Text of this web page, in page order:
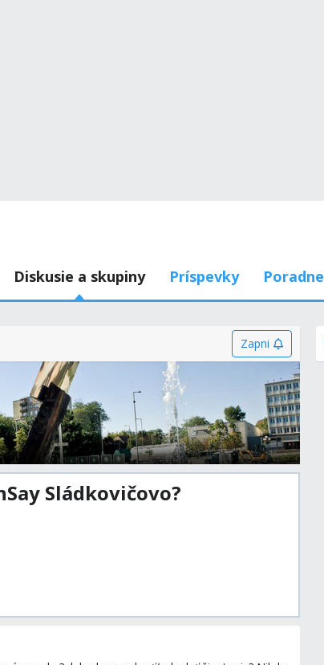
Diskusie a skupiny Príspevky Poradne
Zapni
Sládkovičovo?